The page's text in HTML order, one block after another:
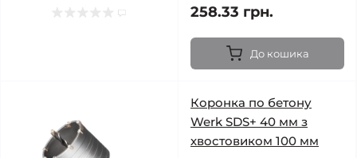
258.33 грн.
До кошика
Коронка по бетону
Werk SDS+ 40 мм з
хвостовиком 100 мм